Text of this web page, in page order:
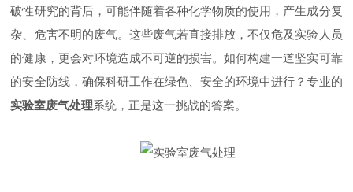
破性研究的背后，可能伴随着各种化学物质的使用，产生成分复
杂、危害不明的废气。这些废气若直接排放，不仅危及实验人员
的健康，更会对环境造成不可逆的损害。如何构建一道坚实可靠
的安全防线，确保科研工作在绿色、安全的环境中进行？专业的
实验室废气处理系统，正是这一挑战的答案。